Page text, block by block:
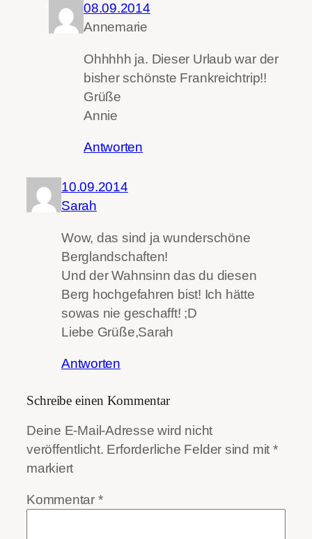
08.09.2014
Annemarie
Ohhhhh ja. Dieser Urlaub war der
bisher schönste Frankreichtrip!!
Grüße
Annie
Antworten
10.09.2014
Sarah
Wow, das sind ja wunderschöne
Berglandschaften!
Und der Wahnsinn das du diesen
Berg hochgefahren bist! Ich hätte
sowas nie geschafft! ;D
Liebe Grüße,Sarah
Antworten
Schreibe einen Kommentar
Deine E-Mail-Adresse wird nicht
veröffentlicht. Erforderliche Felder sind mit *
markiert
Kommentar *